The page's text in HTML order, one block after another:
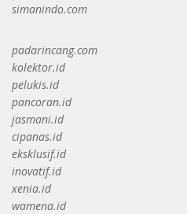
simanindo.com
padarincang.com
kolektor.id
pelukis.id
pancoran.id
jasmani.id
cipanas.id
eksklusif.id
inovatif.id
xenia.id
wamena.id